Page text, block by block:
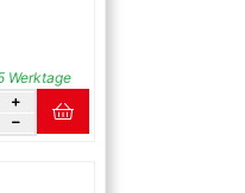
Werktage